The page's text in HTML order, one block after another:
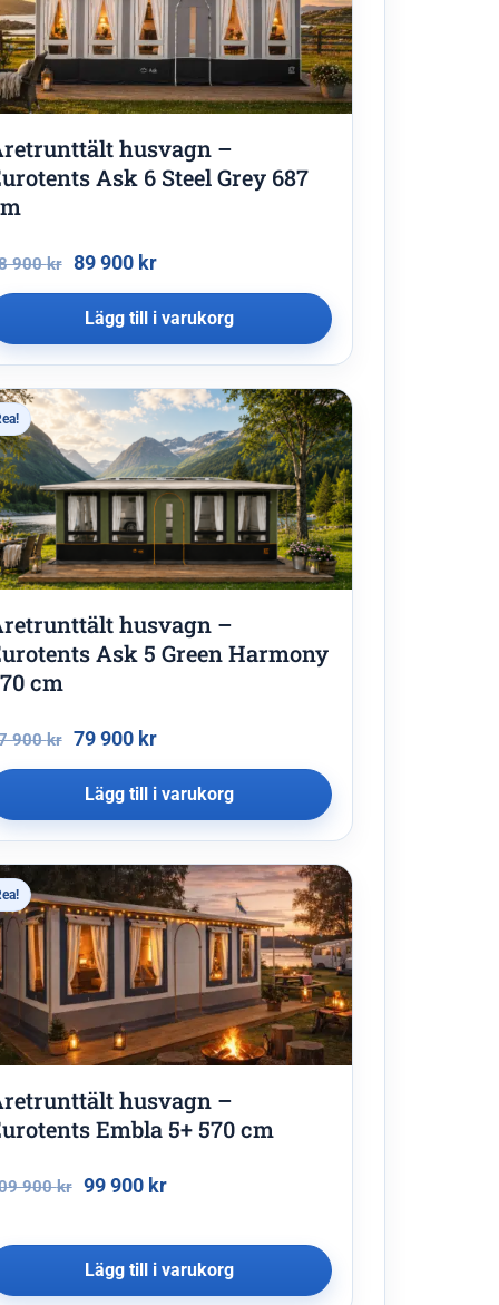
husvagn –
Ask 6 Steel Grey 687
900kr 89 900 kr
Lägg till i varukorg
husvagn –
Ask 5 Green Harmony
cm
900kr 79 900 kr
Lägg till i varukorg
husvagn –
Embla 5+ 570 cm
900kr 99 900 kr
Lägg till i varukorg